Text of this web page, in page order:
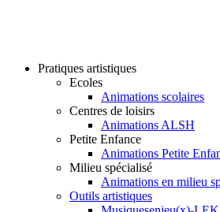
Pratiques artistiques
Ecoles
Animations scolaires
Centres de loisirs
Animations ALSH
Petite Enfance
Animations Petite
Milieu spécialisé
Animations en milieu
Outils artistiques